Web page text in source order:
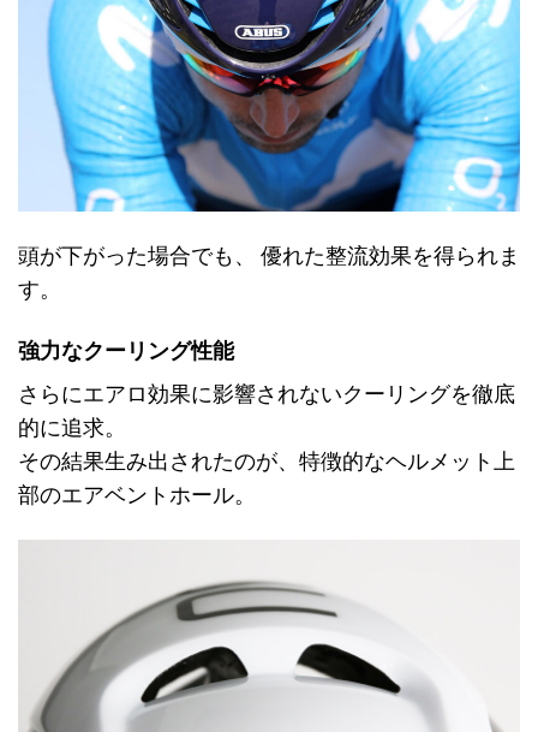
頭が下がった場合でも、 優れた整流効果を得られま
す。
強力なクーリング性能
さらにエアロ効果に影響されないクーリングを徹底
的に追求。
その結果生み出されたのが、特徴的なヘルメット上
部のエアベントホール。